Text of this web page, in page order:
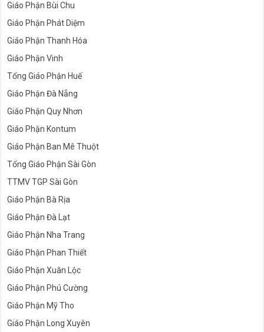
Giáo Phận Bùi Chu
Giáo Phận Phát Diệm
Giáo Phận Thanh Hóa
Giáo Phận Vinh
Tổng Giáo Phận Huế
Giáo Phận Đà Nẵng
Giáo Phận Quy Nhơn
Giáo Phận Kontum
Giáo Phận Ban Mê Thuột
Tổng Giáo Phận Sài Gòn
TTMV TGP Sài Gòn
Giáo Phận Bà Rịa
Giáo Phận Đà Lạt
Giáo Phận Nha Trang
Giáo Phận Phan Thiết
Giáo Phận Xuân Lộc
Giáo Phận Phú Cường
Giáo Phận Mỹ Tho
Giáo Phận Long Xuyên